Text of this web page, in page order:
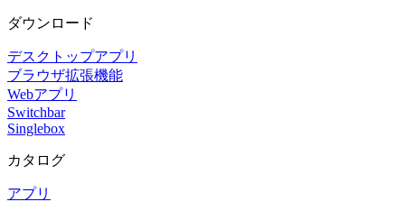
ダウンロード
デスクトップアプリ
ブラウザ拡張機能
Webアプリ
Switchbar
Singlebox
カタログ
アプリ